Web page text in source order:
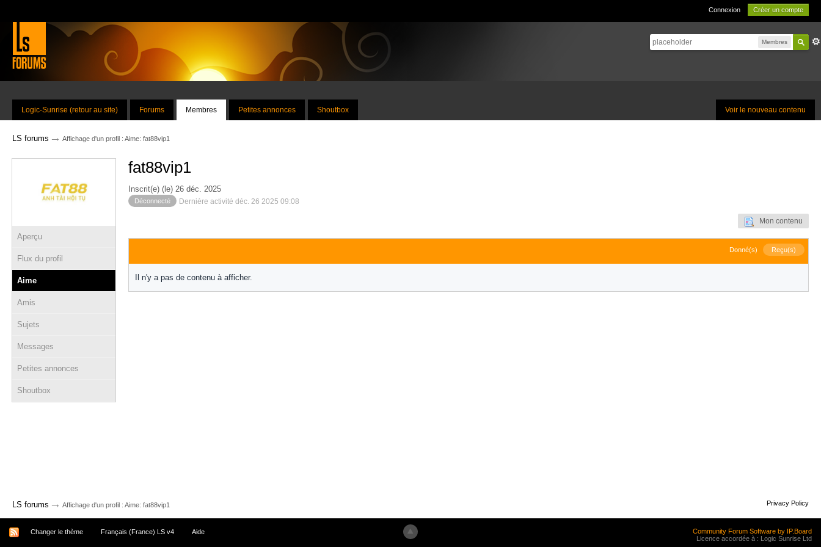
Connexion Créer un compte
Membres
Voir le nouveau contenu
Logic-Sunrise (retour au site) Forums Membres Petites annonces Shoutbox
LS forums → Affichage d'un profil : Aime: fat88vip1
Aperçu
Flux du profil
Aime
Amis
Sujets
Messages
Petites annonces
Shoutbox
fat88vip1
Inscrit(e) (le) 26 déc. 2025
Déconnecté Dernière activité déc. 26 2025 09:08
Mon contenu
Donné(s) Reçu(s)
Il n'y a pas de contenu à afficher.
LS forums → Affichage d'un profil : Aime: fat88vip1 Privacy Policy
Changer le thème Français (France) LS v4 Aide
Community Forum Software by IP.Board
Licence accordée à : Logic Sunrise Ltd